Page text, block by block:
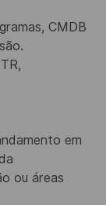
CMDB
em
ou áreas